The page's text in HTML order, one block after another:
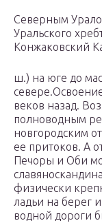
Северным
Уральского
Конжаковский
ш.) на юге до
веков назад.
полноводным
новгородским
ее притоков. А
Печоры и Оби
физически
ладьи на берег
водной дороги